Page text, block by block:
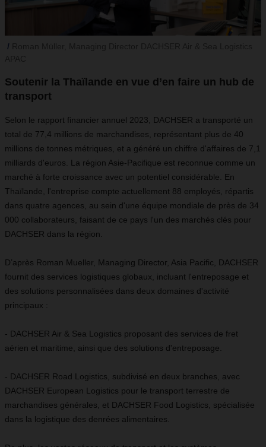
Soutenir la Thaïlande en vue d’en faire un hub de
transport
Selon le rapport financier annuel 2023, DACHSER a transporté un
total de 77,4 millions de marchandises, représentant plus de 40
millions de tonnes métriques, et a généré un chiffre d'affaires de 7,1
milliards d'euros. La région Asie-Pacifique est reconnue comme un
marché à forte croissance avec un potentiel considérable. En
Thaïlande, l'entreprise compte actuellement 88 employés, répartis
dans quatre agences, au sein d'une équipe mondiale de près de 34
000 collaborateurs, faisant de ce pays l'un des marchés clés pour
DACHSER dans la région.
D’après Roman Mueller, Managing Director, Asia Pacific, DACHSER
fournit des services logistiques globaux, incluant l'entreposage et
des solutions personnalisées dans deux domaines d'activité
principaux :
- DACHSER Air & Sea Logistics proposant des services de fret
aérien et maritime, ainsi que des solutions d'entreposage.
- DACHSER Road Logistics, subdivisé en deux branches, avec
DACHSER European Logistics pour le transport terrestre de
marchandises générales, et DACHSER Food Logistics, spécialisée
dans la logistique des denrées alimentaires.